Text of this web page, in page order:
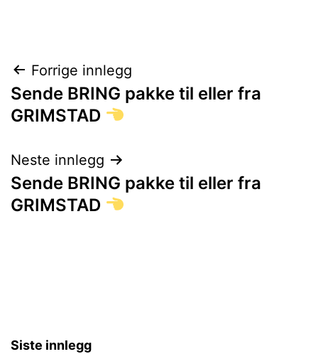
Innleggsnavigasjon
Forrige innlegg
Sende BRING pakke til eller fra
GRIMSTAD
Neste innlegg
Sende BRING pakke til eller fra
GRIMSTAD
Siste innlegg